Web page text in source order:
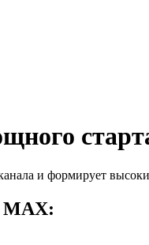
и формирует
MAX: